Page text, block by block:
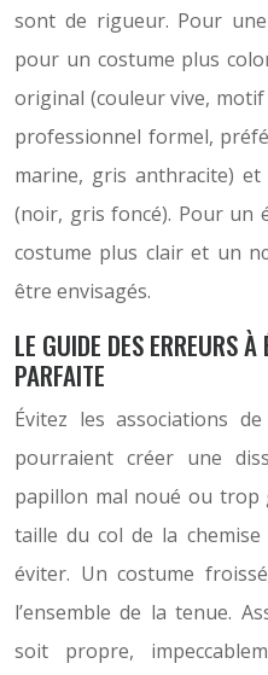
sont de rigueur. Pour
pour un costume plus
original (couleur vive,
professionnel formel,
marine, gris anthracite)
(noir, gris foncé). Pour un
costume plus clair et un
être envisagés.
LE GUIDE DES ERREURS
PARFAITE
Évitez les associations
pourraient créer une
papillon mal noué ou
taille du col de la
éviter. Un costume
l’ensemble de la tenue.
soit propre,